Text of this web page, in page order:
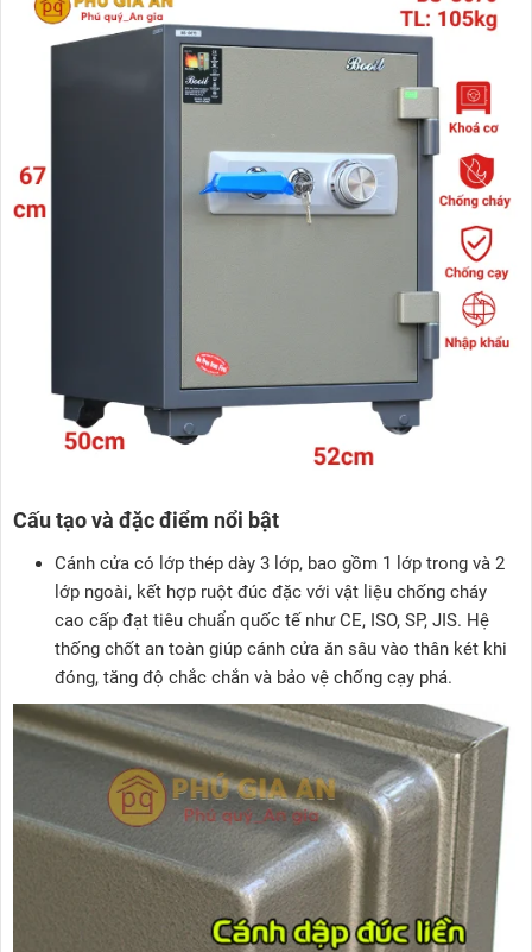
Cấu tạo và đặc điểm nổi bật
Cánh cửa có lớp thép dày 3 lớp, bao gồm 1 lớp trong và 2
lớp ngoài, kết hợp ruột đúc đặc với vật liệu chống cháy
cao cấp đạt tiêu chuẩn quốc tế như CE, ISO, SP, JIS. Hệ
thống chốt an toàn giúp cánh cửa ăn sâu vào thân két khi
đóng, tăng độ chắc chắn và bảo vệ chống cạy phá.